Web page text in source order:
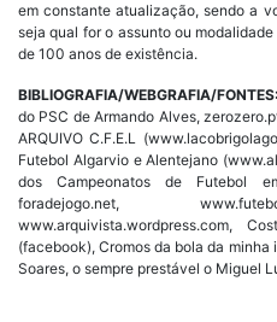
em constante atualização, sendo a
seja qual for o assunto ou
de 100 anos de existência.
BIBLIOGRAFIA/WEBGRAFIA/FONTES:
do PSC de Armando Alves,
ARQUIVO C.F.E.L
Futebol Algarvio e Alentejano
dos Campeonatos de Futebol
foradejogo.net,
www.arquivista.wordpress.com,
(facebook), Cromos da bola da
Soares, o sempre prestável o Miguel